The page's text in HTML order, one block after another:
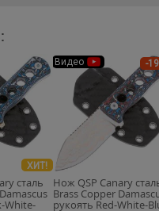
ХИТ!
сталь
White-
-
Видео
Нож QSP Canary
Brass Copper
рукоять Red-White-